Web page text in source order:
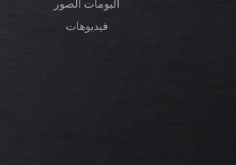
البومات الصور
فيديوهات